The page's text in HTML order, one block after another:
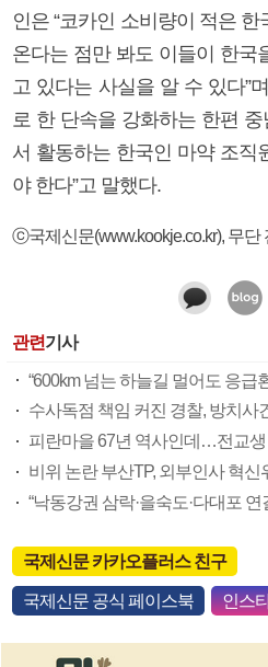
인은 “코카인 소비량이 적은
온다는 점만 봐도 이들이 한국
고 있다는 사실을 알 수 있다”
로 한 단속을 강화하는 한편
서 활동하는 한국인 마약 조직
야 한다”고 말했다.
ⓒ국제신문(www.kookje.co.kr), 무단
관련기사
수사독점 책임 커진 경찰, 방치사
피란마을 67년 역사인데…전교생
비위 논란 부산TP, 외부인사 혁신
“낙동강권 삼락·을숙도·다대포
국제신문 카카오플러스 친구
국제신문 공식 페이스북 인스